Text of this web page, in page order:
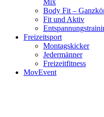
Mix
Body Fit –
Fit und Aktiv
Freizeitsport
Montagskicker
Jedermänner
Freizeitfitness
MovEvent